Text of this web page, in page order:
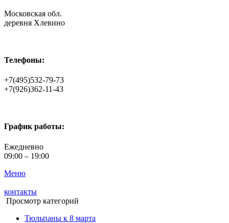
Московская обл.
деревня Хлевино
Телефоны:
+7(495)532-79-73
+7(926)362-11-43
График работы:
Ежедневно
09:00 – 19:00
Меню
контакты
Просмотр категорий
Тюльпаны к 8 марта